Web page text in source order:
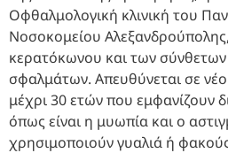
Οφθαλμολογική κλινική του
Νοσοκομείου
κερατόκωνου και των
σφαλμάτων. Απευθύνεται σε
μέχρι 30 ετών που εμφανίζουν
όπως είναι η μυωπία και ο
χρησιμοποιούν γυαλιά ή